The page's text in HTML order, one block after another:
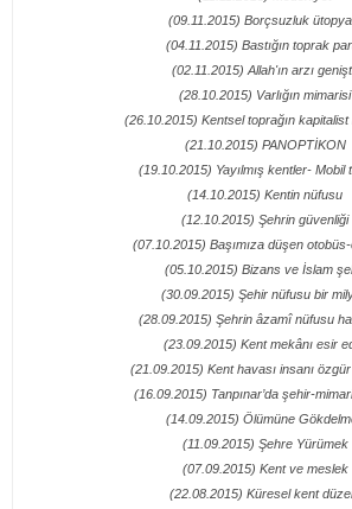
(09.11.2015) Borçsuzluk
(04.11.2015) Bastığın toprak
(02.11.2015) Allah'ın arzı
(28.10.2015) Varlığın mimarisi
(26.10.2015) Kentsel toprağın kapitalist
(21.10.2015) PANOPTİKON
(19.10.2015) Yayılmış kentler- Mobil
(14.10.2015) Kentin nüfusu
(12.10.2015) Şehrin güvenliği
(07.10.2015) Başımıza düşen
(05.10.2015) Bizans ve İslam
(30.09.2015) Şehir nüfusu bir
(28.09.2015) Şehrin âzamî nüfusu
(23.09.2015) Kent mekânı esir
(21.09.2015) Kent havası insanı özgür
(16.09.2015) Tanpınar’da şehir-
(14.09.2015) Ölümüne
(11.09.2015) Şehre Yürümek
(07.09.2015) Kent ve meslek
(22.08.2015) Küresel kent